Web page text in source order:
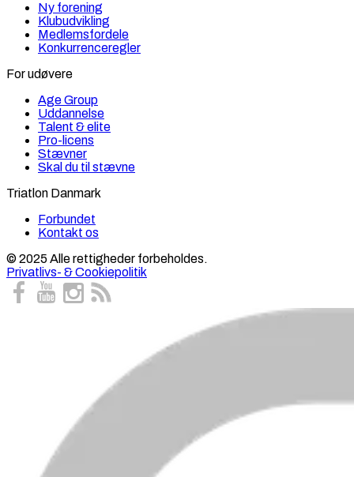
Ny forening
Klubudvikling
Medlemsfordele
Konkurrenceregler
For udøvere
Age Group
Uddannelse
Talent & elite
Pro-licens
Stævner
Skal du til stævne
Triatlon Danmark
Forbundet
Kontakt os
© 2025 Alle rettigheder forbeholdes.
Privatlivs- & Cookiepolitik